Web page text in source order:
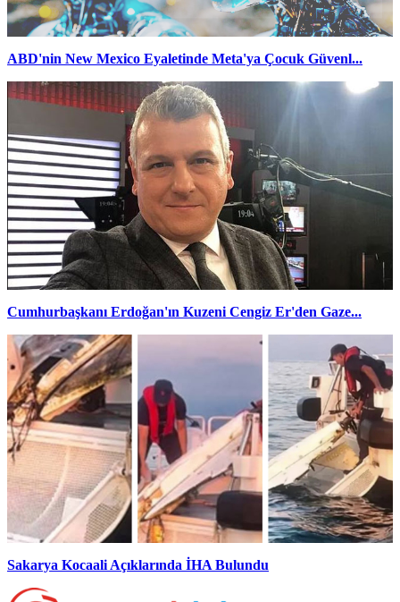
ABD'nin New Mexico Eyaletinde Meta'ya Çocuk Güvenl...
Cumhurbaşkanı Erdoğan'ın Kuzeni Cengiz Er'den Gaze...
Sakarya Kocaali Açıklarında İHA Bulundu